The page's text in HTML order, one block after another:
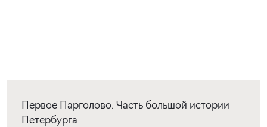
Первое Парголово. Часть большой истории
Петербурга